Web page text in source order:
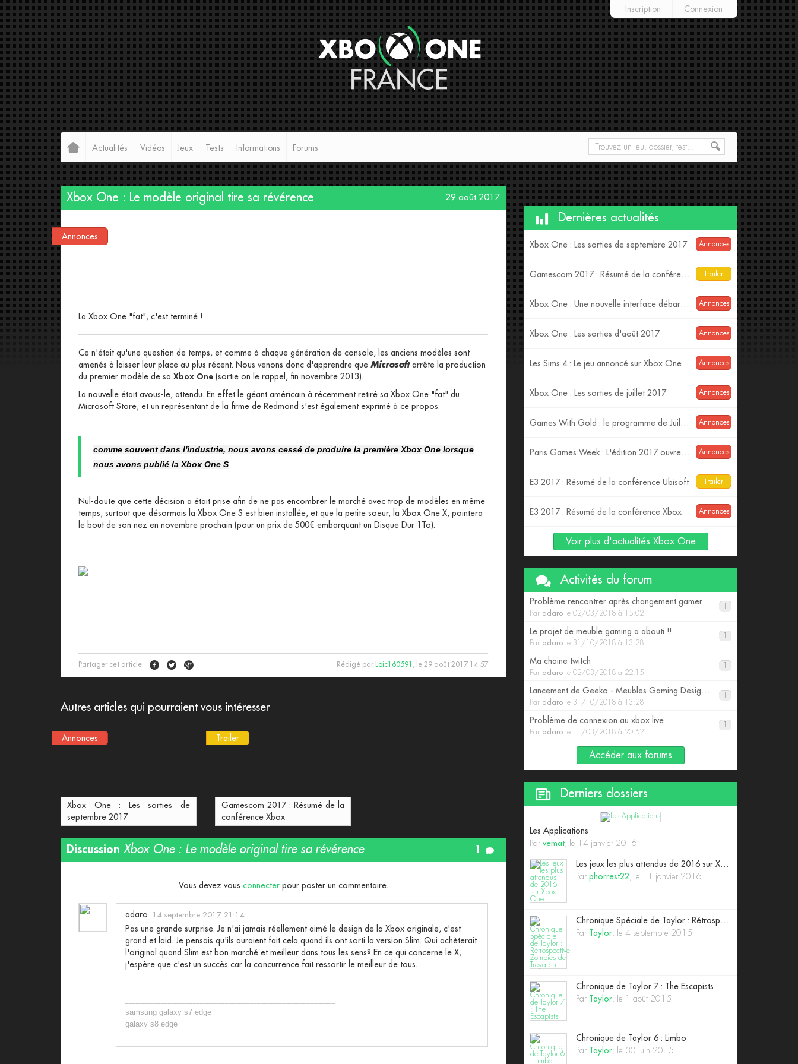
Inscription Connexion
Actualités Vidéos Jeux Tests Informations Forums
29 août 2017
Xbox One : Le modèle original tire sa révérence
La Xbox One "fat", c'est terminé !
Ce n'était qu'une question de temps, et comme à chaque génération de console, les anciens modèles sont
amenés à laisser leur place au plus récent. Nous venons donc d'apprendre que Microsoftarrête la production
du premier modèle de sa Xbox One (sortie on le rappel, fin novembre 2013).
La nouvelle était avous-le, attendu. En effet le géant américain à récemment retiré sa Xbox One "fat" du
Microsoft Store, et un représentant de la firme de Redmond s'est également exprimé à ce propos.
comme souvent dans l'industrie, nous avons cessé de produire la première Xbox One lorsque
nous avons publié la Xbox One S
Nul-doute que cette décision a était prise afin de ne pas encombrer le marché avec trop de modèles en même
temps, surtout que désormais la Xbox One S est bien installée, et que la petite soeur, la Xbox One X, pointera
le bout de son nez en novembre prochain (pour un prix de 500€ embarquant un Disque Dur 1To).
Rédigé par Loic160591 , le 29 août 2017 14:57
Partager cet article
Annonces
Autres articles qui pourraient vous intéresser
Xbox One : Les sorties de
septembre 2017
Annonces
Gamescom 2017 : Résumé de la
conférence Xbox
Trailer
1
Discussion Xbox One : Le modèle original tire sa révérence
Vous devez vous connecterpour poster un commentaire.
adaro 14 septembre 2017 21:14
Pas une grande surprise. Je n'ai jamais réellement aimé le design de la Xbox originale, c'est
grand et laid. Je pensais qu'ils auraient fait cela quand ils ont sorti la version Slim. Qui achèterait
l'original quand Slim est bon marché et meilleur dans tous les sens? En ce qui concerne le X,
j'espère que c'est un succès car la concurrence fait ressortir le meilleur de tous.
samsung galaxy s7 edge
galaxy s8 edge
Dernières actualités
Annonces
Xbox One : Les sorties de septembre 2017
Trailer
Annonces
Annonces
Xbox One : Les sorties d'août 2017
Annonces
Les Sims 4 : Le jeu annoncé sur Xbox One
Annonces
Xbox One : Les sorties de juillet 2017
Annonces
Annonces
Trailer
E3 2017 : Résumé de la conférence Ubisoft
Annonces
E3 2017 : Résumé de la conférence Xbox
Voir plus d'actualités Xbox One
Activités du forum
Par adaro le 02/03/2018 à 15:02
Le projet de meuble gaming a abouti !!
Par adaro le 31/10/2018 à 13:28
Ma chaine twitch
Par adaro le 02/03/2018 à 22:15
Par adaro le 31/10/2018 à 13:28
Problème de connexion au xbox live
Par adaro le 11/03/2018 à 20:52
Accéder aux forums
Derniers dossiers
Les Applications
Par vemat , le 14 janvier 2016
Les jeux les plus attendus de 2016 sur Xbox One.
Par phorrest22 , le 11 janvier 2016
Chronique Spéciale de Taylor : Rétrospective Zombies de Treyarch
Par Taylor, le 4 septembre 2015
Chronique de Taylor 7 : The Escapists
Par Taylor, le 1 août 2015
Chronique de Taylor 6 : Limbo
Par Taylor, le 30 juin 2015